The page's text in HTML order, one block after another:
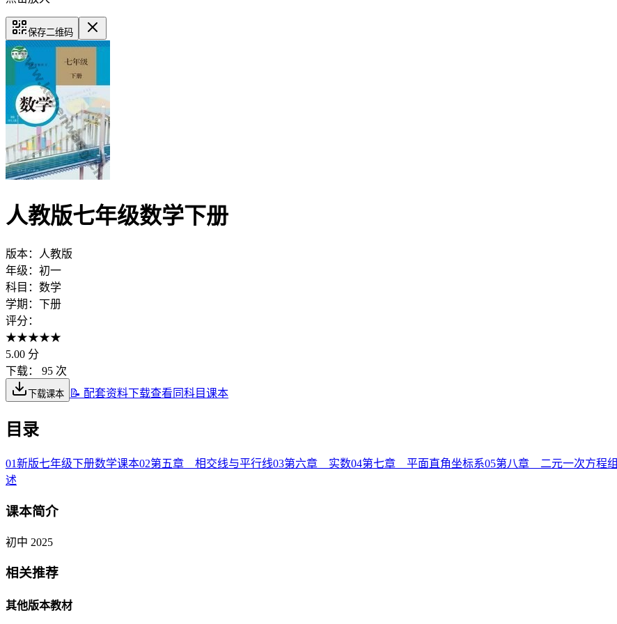
保存二维码
人教版七年级数学下册
版本：
人教版
年级： 初一
科目： 数学
学期： 下册
评分：
★★★★★
5.00 分
下载：
95 次
下载课本 📝 配套资料下载查看同科目课本
目录
01新版七年级下册数学课本02第五章 相交线与平行线03第六章 实数04第七章 平面直角坐标系05第八章 二元一次方程组
述
课本简介
初中 2025
相关推荐
其他版本教材